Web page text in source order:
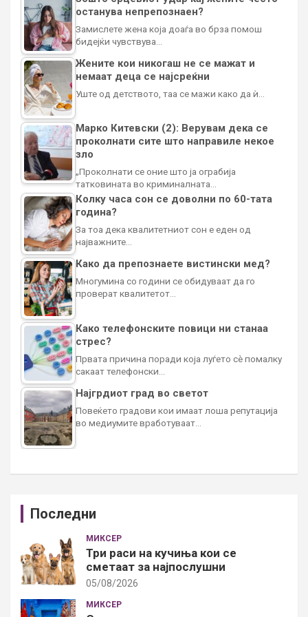
останува непрепознаен?
Замислете жена која доаѓа во брза помош
бидејќи чувствува…
Жените кои никогаш не се мажат и
немаат деца се најсреќни
Уште од детството, таа се мажи како да ѝ…
Марко Китевски (2): Верувам дека се
проколнати сите што направиле некое
зло
„Проколнати се оние што ја ограбија
татковината во криминалната…
Колку часа сон се доволни по 60-тата
година?
За тоа дека квалитетниот сон е еден од
најважните…
Како да препознаете вистински мед?
Многумина со години се обидуваат да го
проверат квалитетот…
Како телефонските повици ни станаа
стрес?
Првата причина поради која луѓето сè помалку
сакаат телефонски…
Најгрдиот град во светот
Повеќето градови кои имаат лоша репутација
во медиумите вработуваат…
Последни
МИКСЕР
Три раси на кучиња кои се
сметаат за најпослушни
05/08/2026
МИКСЕР